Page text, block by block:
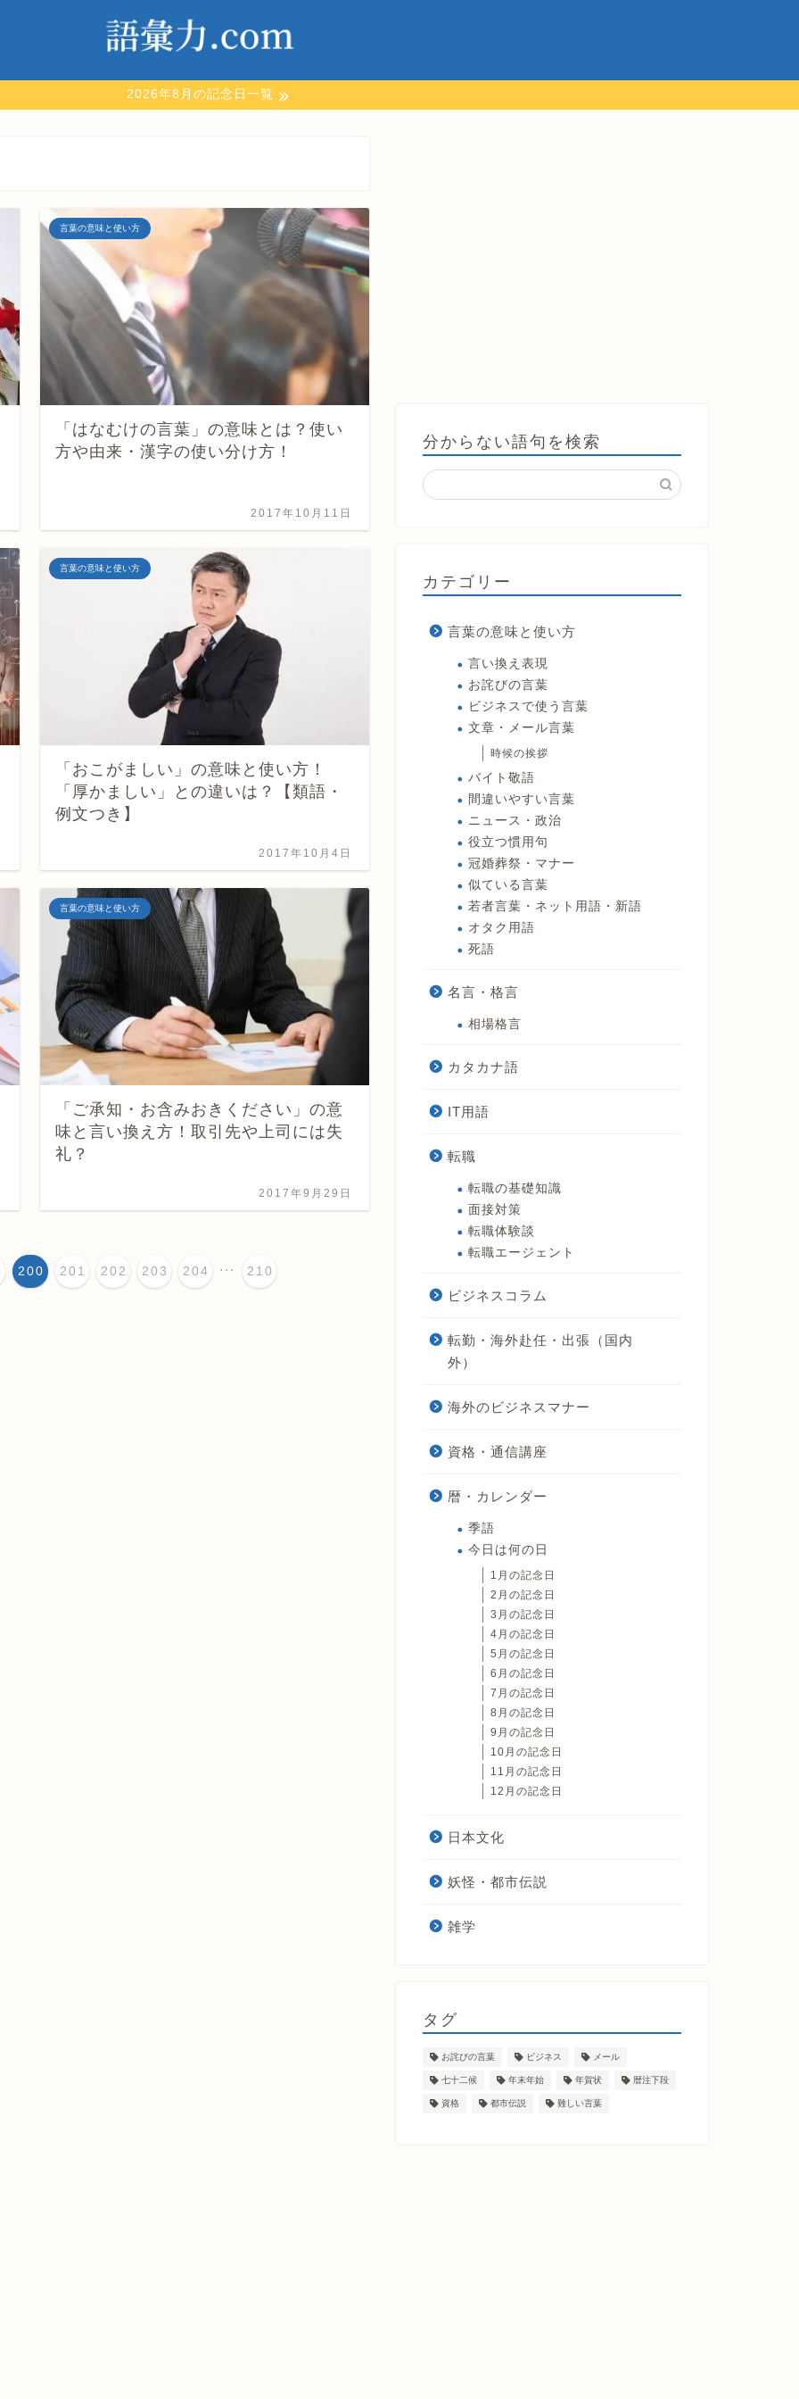
2026年8月の記念日一覧
言葉の意味と使い方
「はなむけの言葉」の意味とは？使い
方や由来・漢字の使い分け方！
2017年10月11日
言葉の意味と使い方
「おこがましい」の意味と使い方！
「厚かましい」との違いは？【類語・
例文つき】
2017年10月4日
言葉の意味と使い方
「ご承知・お含みおきください」の意
味と言い換え方！取引先や上司には失
礼？
2017年9月29日
200 201 202 203 204 ... 210
分からない語句を検索
カテゴリー
言葉の意味と使い方
言い換え表現
お詫びの言葉
ビジネスで使う言葉
文章・メール言葉
時候の挨拶
バイト敬語
間違いやすい言葉
ニュース・政治
役立つ慣用句
冠婚葬祭・マナー
似ている言葉
若者言葉・ネット用語・新語
オタク用語
死語
名言・格言
相場格言
カタカナ語
IT用語
転職
転職の基礎知識
面接対策
転職体験談
転職エージェント
ビジネスコラム
転勤・海外赴任・出張（国内
外）
海外のビジネスマナー
資格・通信講座
暦・カレンダー
季語
今日は何の日
1月の記念日
2月の記念日
3月の記念日
4月の記念日
5月の記念日
6月の記念日
7月の記念日
8月の記念日
9月の記念日
10月の記念日
11月の記念日
12月の記念日
日本文化
妖怪・都市伝説
雑学
タグ
お詫びの言葉 ビジネス メール
七十二候 年末年始 年賀状 暦注下段
資格 都市伝説 難しい言葉